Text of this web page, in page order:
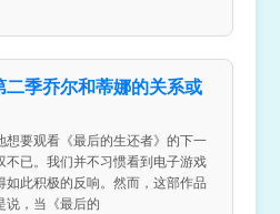
二季乔尔和蒂娜的关系或
想要观看《最后的生还者》的下一
不已。我们并不习惯看到电子游戏
此积极的反响。然而，这部作品
说，当《最后的